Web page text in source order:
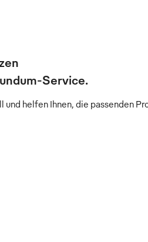
Service.
helfen Ihnen, die passenden